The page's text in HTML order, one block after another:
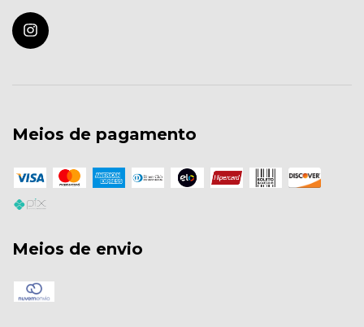
Meios de pagamento
Meios de envio